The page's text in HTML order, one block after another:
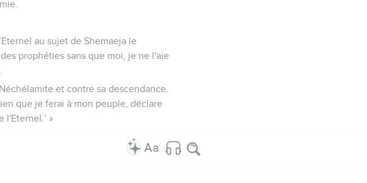
au sujet de Shemaeja le
prophéties sans que moi, je ne l'aie
et contre sa descendance.
que je ferai à mon peuple, déclare
l'Eternel.’ »